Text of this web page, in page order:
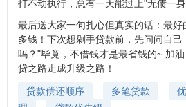
打不动执行，总有一天能过上"无债一身
最后送大家一句扎心但真实的话：最好
多钱！下次想剁手贷款前，先问问自
吗？"毕竟，不借钱才是最省钱的~ 加
贷之路走成升级之路！
贷款偿还顺序 多笔贷款